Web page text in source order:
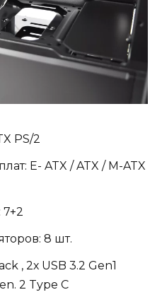
PS/2
E- ATX / ATX / M-ATX
8 шт.
, 2х USB 3.2 Gen1
2 Type C